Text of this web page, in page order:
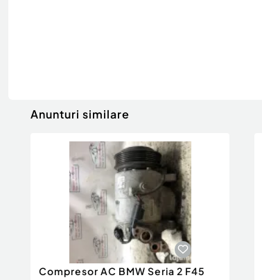
Anunturi similare
Compresor AC BMW Seria 2 F45